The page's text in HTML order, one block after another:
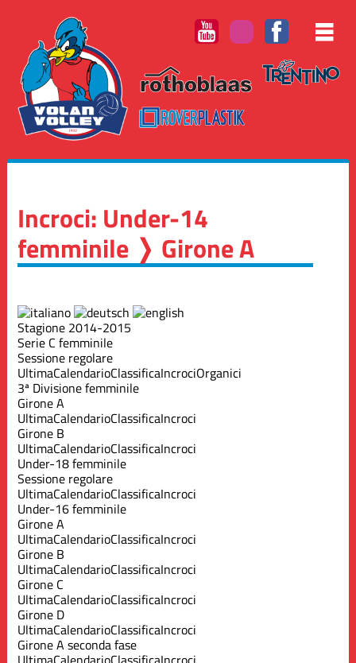
Incroci: Under-14
femminile ❭ Girone A
Stagione 2014-2015
Serie C femminile
Sessione regolare
UltimaCalendarioClassificaIncrociOrganici
3ª Divisione femminile
Girone A
UltimaCalendarioClassificaIncroci
Girone B
UltimaCalendarioClassificaIncroci
Under-18 femminile
Sessione regolare
UltimaCalendarioClassificaIncroci
Under-16 femminile
Girone A
UltimaCalendarioClassificaIncroci
Girone B
UltimaCalendarioClassificaIncroci
Girone C
UltimaCalendarioClassificaIncroci
Girone D
UltimaCalendarioClassificaIncroci
Girone A seconda fase